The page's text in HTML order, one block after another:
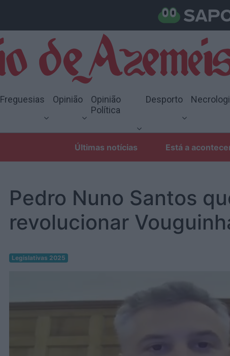
Freguesias Opinião
Opinião
Política
Desporto
Últimas notícias Está a
Pedro Nuno Santos
revolucionar
Legislativas 2025